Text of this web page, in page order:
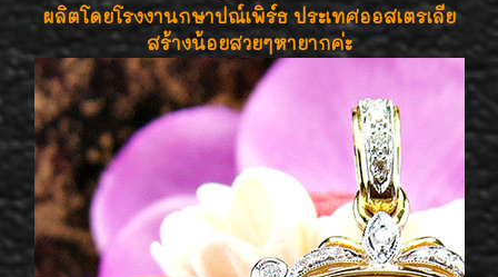
ผลิตโดยโรงงานกษาปณ์เพิร์ธ ประเทศออสเตรเลีย
สร้างน้อยสวยๆหายากค่ะ